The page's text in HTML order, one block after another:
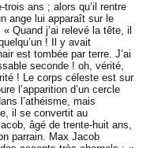
trois ans ; alors qu’il rentre
ange lui apparaît sur le
Quand j’ai relevé la tête, il
! Il y avait
est tombée par terre. J’ai
seconde ! oh, vérité,
! Le corps céleste est sur
l’apparition d’un cercle
l’athéisme, mais
il se convertit au
âgé de trente-huit ans,
parrain. Max Jacob